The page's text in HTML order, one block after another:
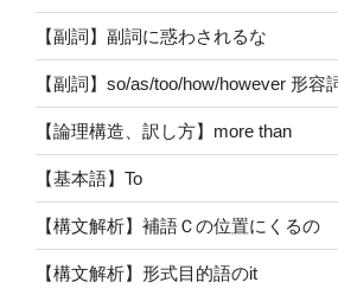
【副詞】副詞に惑わされるな
【副詞】so/as/too/how/however 形容
【論理構造、訳し方】more than
【基本語】To
【構文解析】補語Ｃの位置にくるの
【構文解析】形式目的語のit